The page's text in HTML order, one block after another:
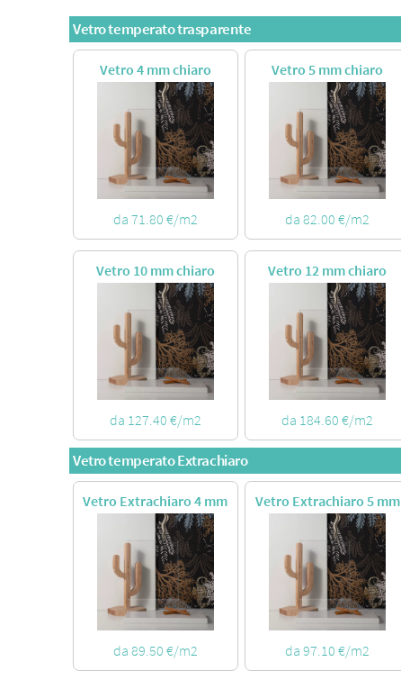
Vetro temperato trasparente
Vetro 4 mm chiaro
da 71.80 €/m2
Vetro 5 mm chiaro
da 82.00 €/m2
Vetro 10 mm chiaro
da 127.40 €/m2
Vetro 12 mm chiaro
da 184.60 €/m2
Vetro temperato Extrachiaro
Vetro Extrachiaro 4 mm
da 89.50 €/m2
Vetro Extrachiaro 5 mm
da 97.10 €/m2